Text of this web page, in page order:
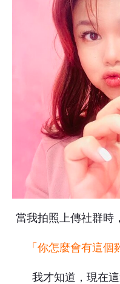
當我拍照上傳社群時
「你怎麼會有這個
我才知道，現在